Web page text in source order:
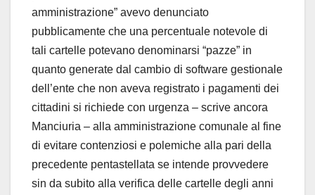
amministrazione” avevo denunciato
pubblicamente che una percentuale notevole di
tali cartelle potevano denominarsi “pazze” in
quanto generate dal cambio di software gestionale
dell’ente che non aveva registrato i pagamenti dei
cittadini si richiede con urgenza – scrive ancora
Manciuria – alla amministrazione comunale al fine
di evitare contenziosi e polemiche alla pari della
precedente pentastellata se intende provvedere
sin da subito alla verifica delle cartelle degli anni